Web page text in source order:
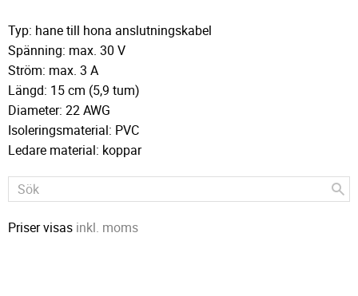
Typ: hane till hona anslutningskabel
Spänning: max. 30 V
Ström: max. 3 A
Längd: 15 cm (5,9 tum)
Diameter: 22 AWG
Isoleringsmaterial: PVC
Ledare material: koppar
Priser visas inkl. moms